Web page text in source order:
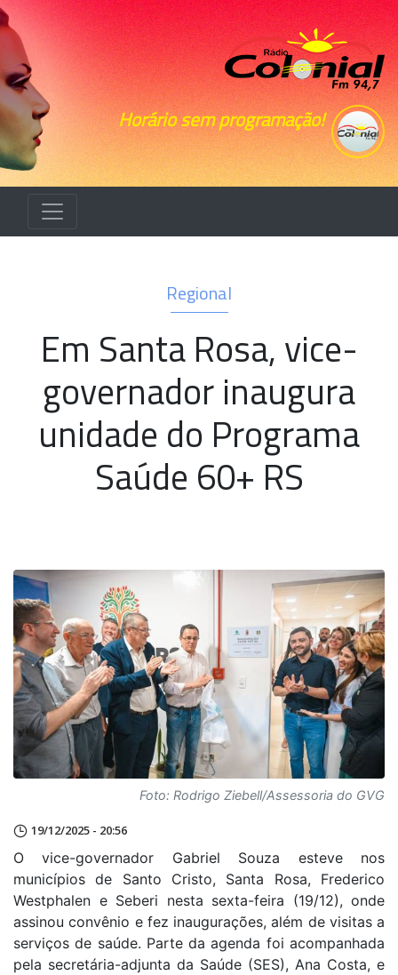
Horário sem programação!
Regional
Em Santa Rosa, vice-
governador inaugura
unidade do Programa
Saúde 60+ RS
Foto: Rodrigo Ziebell/Assessoria do GVG
19/12/2025 - 20:56
O vice-governador Gabriel Souza esteve nos
municípios de Santo Cristo, Santa Rosa, Frederico
Westphalen e Seberi nesta sexta-feira (19/12), onde
assinou convênio e fez inaugurações, além de visitas a
serviços de saúde. Parte da agenda foi acompanhada
pela secretária-adjunta da Saúde (SES), Ana Costa, e